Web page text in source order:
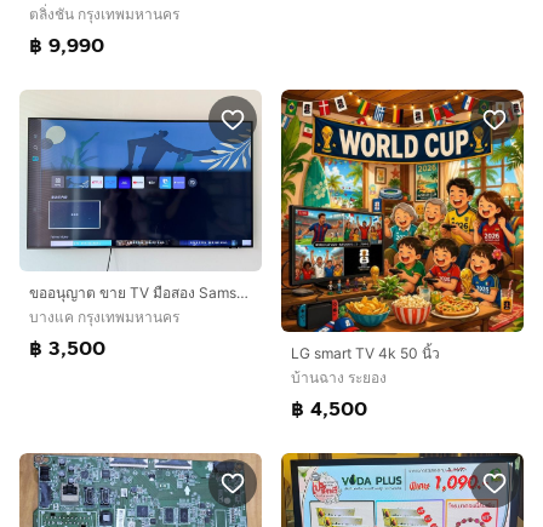
ตลิ่งชัน กรุงเทพมหานคร
฿ 9,990
ขออนุญาต ขาย TV มือสอง Samsung Smart TV 50 นิ้ว 📺
บางแค กรุงเทพมหานคร
฿ 3,500
LG smart TV 4k 50 นิ้ว
บ้านฉาง ระยอง
฿ 4,500